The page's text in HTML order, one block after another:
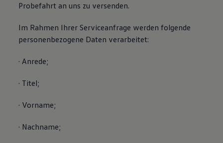
Probefahrt an uns zu versenden.
Im Rahmen Ihrer Serviceanfrage werden folgende
personenbezogene Daten verarbeitet:
· Anrede;
· Titel;
· Vorname;
· Nachname;